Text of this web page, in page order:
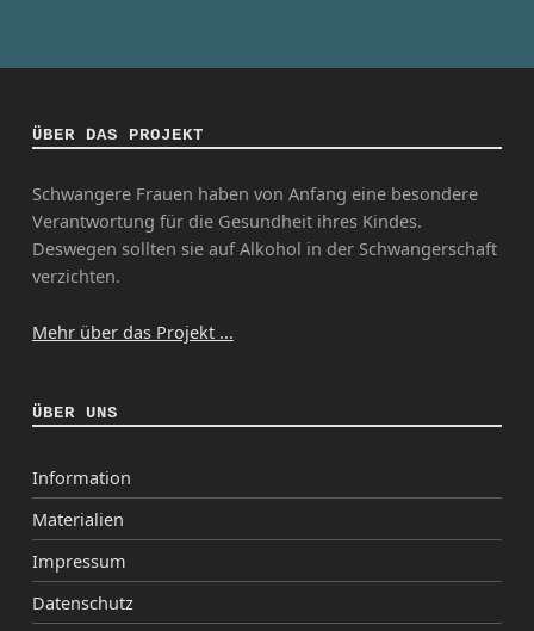
ÜBER DAS PROJEKT
Schwangere Frauen haben von Anfang eine besondere
Verantwortung für die Gesundheit ihres Kindes.
Deswegen sollten sie auf Alkohol in der Schwangerschaft
verzichten.
Mehr über das Projekt ...
ÜBER UNS
Information
Materialien
Impressum
Datenschutz